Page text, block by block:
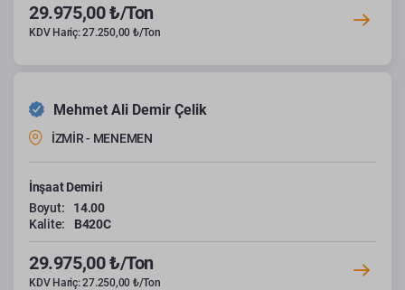
29.975,00 ₺/Ton
KDV Hariç: 27.250,00 ₺/Ton
Mehmet Ali Demir Çelik
İZMİR - MENEMEN
İnşaat Demiri
Boyut:
14.00
Kalite:
B420C
29.975,00 ₺/Ton
KDV Hariç: 27.250,00 ₺/Ton